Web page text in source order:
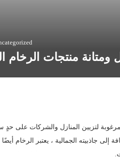
ومتانة منتجات الرخام
لتزيين المنازل والشركات على
إلى جاذبيته الجمالية ، يعتبر الرخام